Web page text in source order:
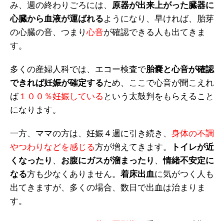
み、週の終わりごろには、 原器が出来上がった臓器に
心臓から血液が運ばれるようになり、早ければ、胎芽
の心臓の音、つまり心音が確認できる人も出てきま
す。
多くの産婦人科では、エコー検査で胎嚢と心音が確認
できれば妊娠が確定するため、ここで心音が聞こえれ
ば１００％妊娠している という太鼓判をもらえること
になります。
一方、ママの方は、妊娠４週に引き続き、 身体の不調
やつわりなどを感じる方が増えてきます。
トイレが近
くなったり 、 お腹にガスが溜まったり 、情緒不安定に
なる方も少なくありません。 着床出血に気がつく人も
出てきますが、多くの場合、数日で出血は治まりま
す。